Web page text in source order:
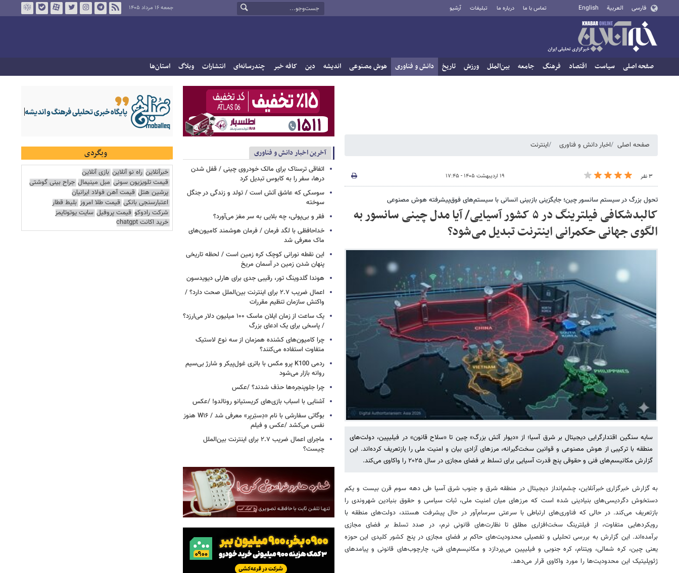
فارسی العربية English تماس با ما درباره ما تبلیغات آرشیو جمعه ۱۶ مرداد ۱۴۰۵
صفحه اصلی سیاست اقتصاد فرهنگ جامعه بین‌الملل ورزش تاریخ دانش و فناوری هوش مصنوعی اندیشه دین کافه خبر چندرسانه‌ای انتشارات وبلاگ استان‌ها
صفحه اصلی اخبار دانش و فناوری اینترنت
۳ نفر ۱۹ اردیبهشت ۱۴۰۵ - ۱۷:۴۵
تحول بزرگ در سیستم سانسور چین؛ جایگزینی بازبینی انسانی با سیستم‌های فوق‌پیشرفته هوش مصنوعی
کالبدشکافی فیلترینگ در ۵ کشور آسیایی/ آیا مدل چینی سانسور به
الگوی جهانی حکمرانی اینترنت تبدیل می‌شود؟
سایه سنگین اقتدارگرایی دیجیتال بر شرق آسیا؛ از «دیوار آتش بزرگ» چین تا «سلاح قانون» در فیلیپین، دولت‌های
منطقه با ترکیبی از هوش مصنوعی و قوانین سخت‌گیرانه، مرزهای آزادی بیان و امنیت ملی را بازتعریف کرده‌اند. این
گزارش مکانیسم‌های فنی و حقوقی پنج قدرت آسیایی برای تسلط بر فضای مجازی در سال ۲۰۲۵ را واکاوی می‌کند.
به گزارش خبرگزاری خبرآنلاین، چشم‌انداز دیجیتال در منطقه شرق و جنوب شرق آسیا طی دهه سوم قرن بیست و یکم
دستخوش دگردیسی‌های بنیادینی شده است که مرزهای میان امنیت ملی، ثبات سیاسی و حقوق بنیادین شهروندی را
بازتعریف می‌کند. در حالی که فناوری‌های ارتباطی با سرعتی سرسام‌آور در حال پیشرفت هستند، دولت‌های منطقه با
رویکردهایی متفاوت، از فیلترینگ سخت‌افزاری مطلق تا نظارت‌های قانونی نرم، در صدد تسلط بر فضای مجازی
برآمده‌اند. این گزارش به بررسی تحلیلی و تفصیلی محدودیت‌های حاکم بر فضای مجازی در پنج کشور کلیدی این حوزه
یعنی چین، کره شمالی، ویتنام، کره جنوبی و فیلیپین می‌پردازد و مکانیسم‌های فنی، چارچوب‌های قانونی و پیامدهای
ژئوپلیتیک این محدودیت‌ها را مورد واکاوی قرار می‌دهد.
آخرین اخبار دانش و فناوری
اتفاقی ترسناک برای مالک خودروی چینی / قفل شدن
درها، سفر را به کابوس تبدیل کرد
سوسکی که عاشق آتش است / تولد و زندگی در جنگل
سوخته
فقر و بی‌پولی، چه بلایی به سر مغز می‌آورد؟
خداحافظی با لگد فرمان / فرمان هوشمند کامیون‌های
ماک معرفی شد
این نقطه نورانی کوچک کره زمین است / لحظه تاریخی
پنهان شدن زمین در آسمان مریخ
هوندا گلدوینگ تور، رقیبی جدی برای هارلی دیویدسون
اعمال ضریب ۲.۷ برای اینترنت بین‌الملل صحت دارد؟ /
واکنش سازمان تنظیم مقررات
یک ساعت از زمان ایلان ماسک ۱۰۰ میلیون دلار می‌ارزد؟
/ پاسخی برای یک ادعای بزرگ
چرا کامیون‌های کشنده همزمان از سه نوع لاستیک
متفاوت استفاده می‌کنند؟
ردمی K100 پرو مکس با باتری غول‌پیکر و شارژ بی‌سیم
روانه بازار می‌شود
چرا جلوپنجره‌ها حذف شدند؟ /عکس
آشنایی با اسباب‌ بازی‌های کریستیانو رونالدو! /عکس
بوگاتی سفارشی با نام «دِستِریِر» معرفی شد / W۱۶ هنوز
نفس می‌کشد /عکس و فیلم
ماجرای اعمال ضریب ۲.۷ برای اینترنت بین‌الملل
چیست؟
وبگردی
خبرآنلاین راه نو آنلاین بازی آنلاین
قیمت تلویزیون سونی مبل مینیمال جراح بینی گوشتی
پرشین هتل قیمت آهن فولاد ایرانیان
اعتبارسنجی بانکی قیمت طلا امروز بلیط قطار
شرکت رادوکو قیمت پروفیل سایت یوتوتایمز
خرید اکانت chatgpt